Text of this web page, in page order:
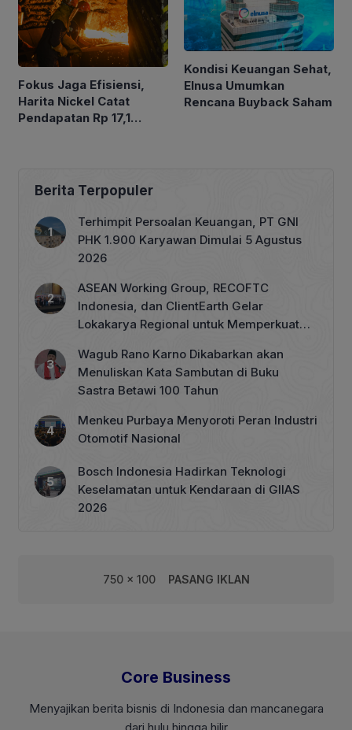
Fokus Jaga Efisiensi,
Harita Nickel Catat
Pendapatan Rp 17,1
Kondisi Keuangan Sehat,
Elnusa Umumkan
Rencana Buyback Saham
Berita Terpopuler
Terhimpit Persoalan Keuangan, PT GNI
PHK 1.900 Karyawan Dimulai 5 Agustus
2026
ASEAN Working Group, RECOFTC
Indonesia, dan ClientEarth Gelar
Lokakarya Regional untuk Memperkuat
Wagub Rano Karno Dikabarkan akan
Menuliskan Kata Sambutan di Buku
Sastra Betawi 100 Tahun
Menkeu Purbaya Menyoroti Peran Industri
Otomotif Nasional
Bosch Indonesia Hadirkan Teknologi
Keselamatan untuk Kendaraan di GIIAS
2026
750 x 100 PASANG IKLAN
Core Business
Menyajikan berita bisnis di Indonesia dan mancanegara
dari hulu hingga hilir